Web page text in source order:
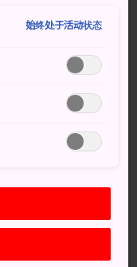
始终处于活动状态